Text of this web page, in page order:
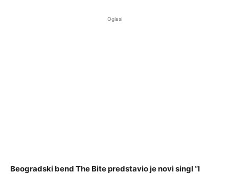
Oglasi
Beogradski bend The Bite predstavio je novi singl “I